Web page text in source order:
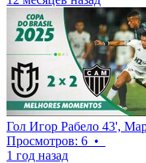
Гол Игор Рабело 43',
Просмотров: 6 •
1 год назад